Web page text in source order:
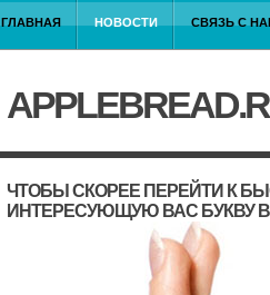
ГЛАВНАЯ НОВОСТИ СВЯЗЬ С
ЧТОБЫ СКОРЕЕ ПЕРЕЙТИ К
ИНТЕРЕСУЮЩУЮ ВАС БУКВУ